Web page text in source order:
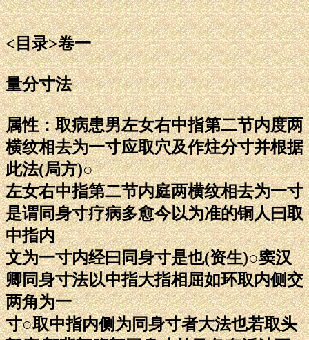
<目录>卷一
量分寸法
属性：取病患男左女右中指第二节内度两
横纹相去为一寸应取穴及作炷分寸并根据
此法(局方)○
左女右中指第二节内庭两横纹相去为一寸
是谓同身寸疗病多愈今以为准的铜人曰取
中指内
文为一寸内经曰同身寸是也(资生)○窦汉
卿同身寸法以中指大指相屈如环取内侧交
两角为一
寸○取中指内侧为同身寸者大法也若取头